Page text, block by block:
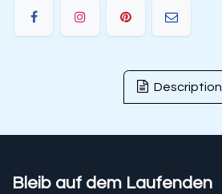
Description
Bleib auf dem Laufenden